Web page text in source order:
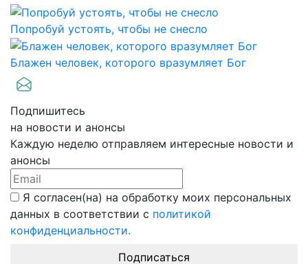
Попробуй устоять, чтобы не снесло
Блажен человек, которого вразумляет Бог
Подпишитесь
на новости и анонсы
Каждую неделю отправляем интересные новости и
анонсы
Я согласен(на) на обработку моих персональных
данных в соответствии с политикой
конфиденциальности.
Подписаться